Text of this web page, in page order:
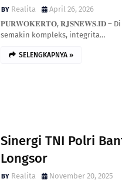
Realita
April 26, 2026
𝐏𝐔𝐑𝐖𝐎𝐊𝐄𝐑𝐓𝐎, 𝐑𝐉𝐒𝐍𝐄𝐖𝐒.𝐈𝐃 – Di
semakin kompleks, integrita…
SELENGKAPNYA »
Sinergi TNI Polri
Longsor
Realita
November 20, 2025